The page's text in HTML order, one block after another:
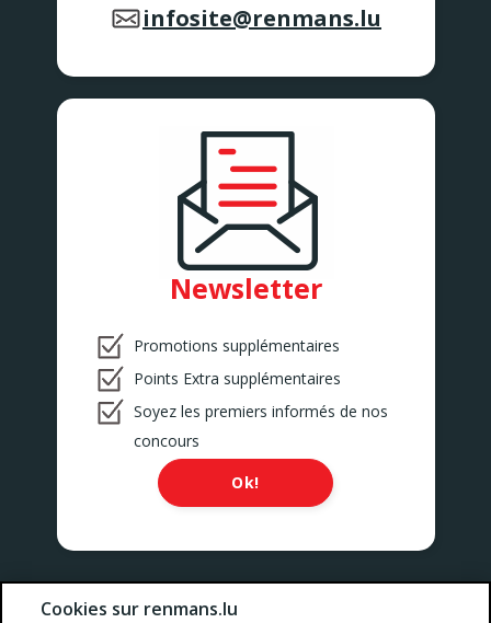
infosite@renmans.lu
Newsletter
Promotions supplémentaires
Points Extra supplémentaires
Soyez les premiers informés de nos
concours
Ok!
Nos prix comprennent toutes les taxes, la TVA, les droits et les
Cookies sur renmans.lu